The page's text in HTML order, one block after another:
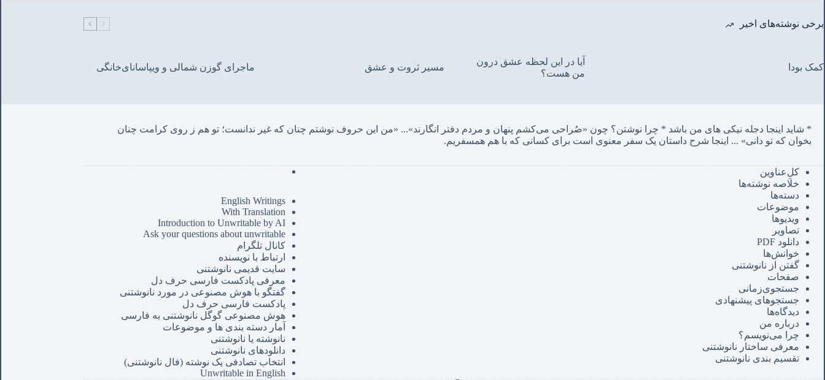
برخی نوشته‌های اخیر
کمک بودا
آیا در این لحظه عشق درون
من هست؟
مسیر ثروت و عشق ماجرای گوزن شمالی و‌ ویپاسانای‌خانگی
* شاید اینجا دجله نیکی های من باشد * چرا نوشتن؟ چون «صُراحی می‌کشم پنهان‌ و مردم‌ دفتر انگارند»... «
بخوان که تو دانی» ... اینجا شرح داستان یک سفر معنوی است برای کسانی که با هم همسفریم.
کل‌ِعناوین
خلاصه نوشته‌ها
دسته‌ها
موضوعات
ویدیوها
تصاویر
دانلود PDF
خوانش‌ها
گفتن از نانوشتنی
صفحات
جستجوی‌زمانی
جستجوهای پیشنهادی
دیدگاه‌ها
درباره من
چرا می‌نویسم؟
معرفی‌ ساختار نانوشتنی
تقسیم بندی نانوشتنی
English Writings
With Translation
Introduction to Unwritable by AI
Ask your questions about unwritable
کانال تلگرام
ارتباط با نویسنده
سایت قدیمی نانوشتنی
معرفی پادکست فارسی حرف دل
گفتگو با هوش مصنوعی در مورد نانوشتنی
پادکست فارسی حرف دل
هوش مصنوعی گوگل نانوشتنی به فارسی
آمار دسته بندی ها و موضوعات
نانوشته یا نانوشتنی
دانلودهای نانوشتنی
انتخاب تصادفی یک نوشته (فال نانوشتنی)
Unwritable in English